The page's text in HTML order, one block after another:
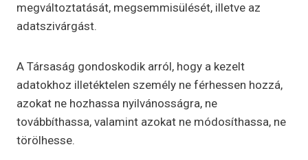
megváltoztatását, megsemmisülését, illetve az
adatszivárgást.
A Társaság gondoskodik arról, hogy a kezelt
adatokhoz illetéktelen személy ne férhessen hozzá,
azokat ne hozhassa nyilvánosságra, ne
továbbíthassa, valamint azokat ne módosíthassa, ne
törölhesse.